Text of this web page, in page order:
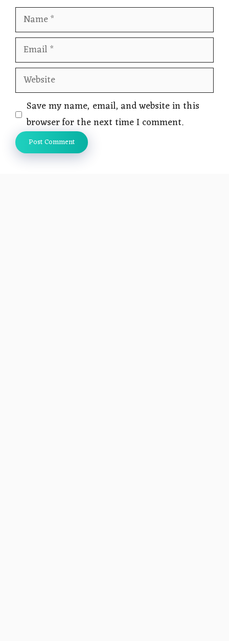
Name
Email
Website
Save my name, email, and website in this
browser for the next time I comment.